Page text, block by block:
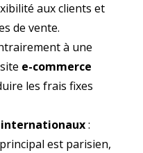
aux clients et
de vente.
à une
e-commerce
les frais fixes
:
est parisien,